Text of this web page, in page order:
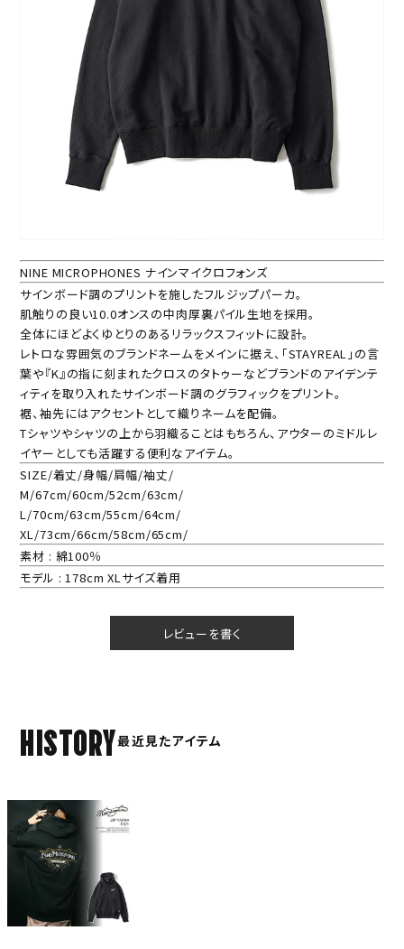
NINE MICROPHONES ナインマイクロフォンズ
サインボード調のプリントを施したフルジップパーカ。
肌触りの良い10.0オンスの中肉厚裏パイル生地を採用。
全体にほどよくゆとりのあるリラックスフィットに設計。
レトロな雰囲気のブランドネームをメインに据え、「STAYREAL」の言
葉や『K』の指に刻まれたクロスのタトゥーなどブランドのアイデンテ
ィティを取り入れたサインボード調のグラフィックをプリント。
裾、袖先にはアクセントとして織りネームを配備。
Tシャツやシャツの上から羽織ることはもちろん、アウターのミドルレ
イヤーとしても活躍する便利なアイテム。
SIZE/着丈/身幅/肩幅/袖丈/
M/67cm/60cm/52cm/63cm/
L/70cm/63cm/55cm/64cm/
XL/73cm/66cm/58cm/65cm/
素材 : 綿100％
モデル : 178cm XLサイズ着用
レビューを書く
HISTORY最近見たアイテム